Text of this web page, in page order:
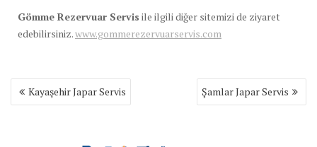
Gömme Rezervuar Servis ile ilgili diğer sitemizi de ziyaret
edebilirsiniz.www.gommerezervuarservis.com
Yazı
gezinmesi
Kayaşehir Japar Servis Şamlar Japar Servis